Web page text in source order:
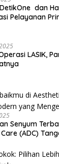
dan
Pelayanan
LASIK,
Senyum
(ADC)